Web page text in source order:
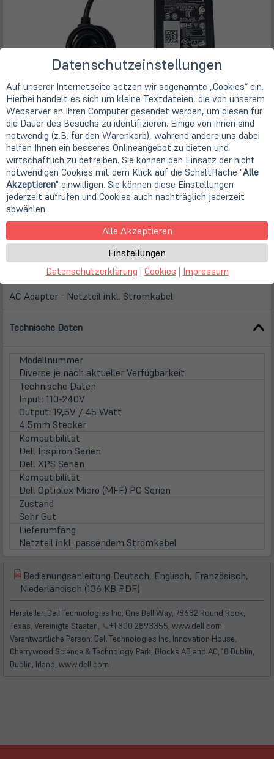
Beschreibung
AC Adapter - Netzteil inkl. Stromkabel
Technische Daten
Modellnummer
Diverse je nach aktueller Verfügbarkeit
Technische Daten
Input: 110-240V
Output: 19,5V / 45 Watt
4,5mm Stecker
Kompatibilität
Dell Inspiron Serien
Dell XPS Serien
Kompatibilität
Dell Optiplex Micro (MFF) PC Serien
Zustand
Sehr Gut
Lieferumfang
Netzteil inkl. passendem Stromkabel
(öffnet
in
neuem
Tab)
Bedienungsanleitung Deutsch, Englisch, Französisch,
Niederländisch (136 KB PDF)
in
neuem
Tab)
Hersteller: Dell Technologies Inc, One Dell Way, 78682 Round Rock,
Texas, Vereinigte Staaten, 📞+1 800 2893355, www.dell.com
Verantwortliche Person: Dell Technologies Inc, Innovation House,
Cherrywood Science & Technology Park, Blocks AB and AC, 18 Dublin,
Dublin, Irland, www.dell.com
Datenschutzeinstellungen
Auf unserer Internetseite setzen wir sogenannte „Cookies“ ein.
Hierbei handelt es sich um kleine Textdateien, die von unserem
Webserver an Ihren Computer gesendet werden, um diesen für
die Dauer des Besuchs zu identifizieren. Einige von ihnen sind
notwendig (z.B. für den Warenkorb), während andere uns dabei
helfen Ihnen ein besseres Onlineangebot zu bieten und
wirtschaftlich zu betreiben. Sie können den Einsatz der nicht
notwendigen Cookies mit dem Klick auf die Schaltfläche "Alle
Akzeptieren" einwilligen. Sie können diese Einstellungen
jederzeit aufrufen und Cookies auch nachträglich jederzeit
abwählen.
Alle Akzeptieren
Einstellungen
Datenschutzerklärung | Cookies | Impressum